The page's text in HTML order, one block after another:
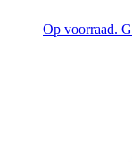
Op voorraad.